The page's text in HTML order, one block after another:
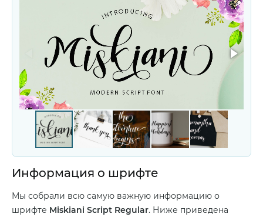
Информация о шрифте
Мы собрали всю самую важную информацию о
шрифте Miskiani Script Regular. Ниже приведена